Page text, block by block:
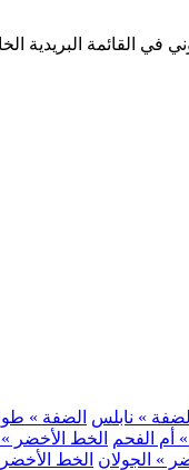
في القائمة البريدية
الضفة » نابلس الضفة »
أم الفحم الخط الأخضر
» الجولان الخط